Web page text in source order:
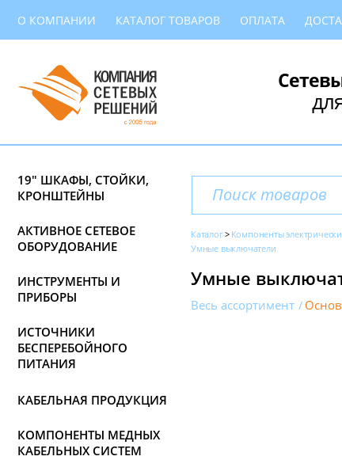
О КОМПАНИИ КАТАЛОГ ТОВАРОВ ОПЛАТА
19" ШКАФЫ, СТОЙКИ,
КРОНШТЕЙНЫ
АКТИВНОЕ СЕТЕВОЕ
ОБОРУДОВАНИЕ
ИНСТРУМЕНТЫ И
ПРИБОРЫ
ИСТОЧНИКИ
БЕСПЕРЕБОЙНОГО
ПИТАНИЯ
КАБЕЛЬНАЯ ПРОДУКЦИЯ
КОМПОНЕНТЫ МЕДНЫХ
КАБЕЛЬНЫХ СИСТЕМ
Каталог Компоненты
Умные выключатели
Умные
Весь ассортимент